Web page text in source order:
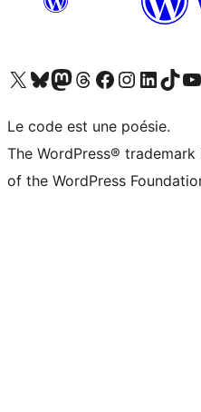
Visitez notre compte X (précédemment Twitter)
Visiter notre compte Bluesky
Visiter notre compte Mastodon
Visiter notre compte Threads
Consulter notre compte Facebook
Consulter notre compte
Consulter notre
Visiter notre
Le code est une poésie.
The WordPress®
of the WordPress